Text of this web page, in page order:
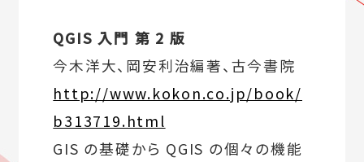
QGIS 入門 第 2 版
今木洋大、岡安利治編著、古今書院
http://www.kokon.co.jp/book/
b313719.html
GIS の基礎から QGIS の個々の機能